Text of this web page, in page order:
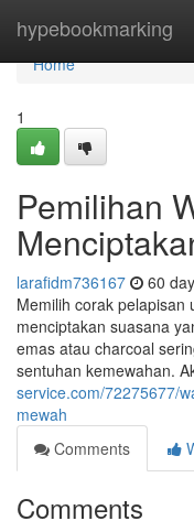
hypebookmarking
Home
Home
1
Pemilihan
larafidm736167 60
Memilih corak pelapisan
menciptakan suasana
emas atau charcoal
sentuhan kemewahan.
service.com/72275677/
mewah
Comments
Comments